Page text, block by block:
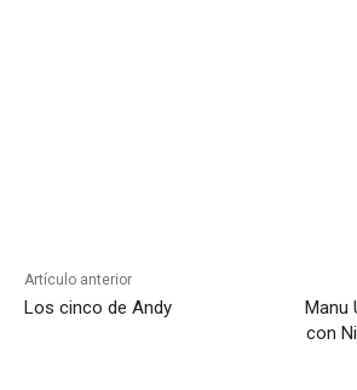
Artículo anterior
Los cinco de Andy
Manu
con